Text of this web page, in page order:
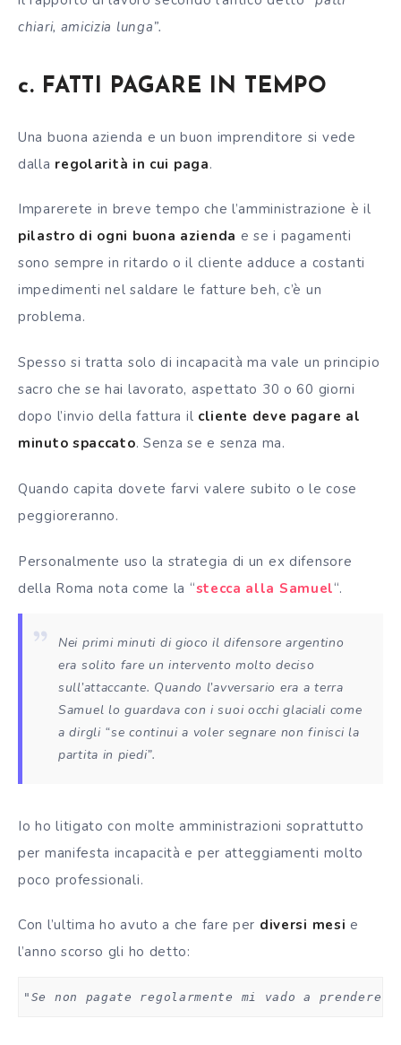
chiari, amicizia lunga”.
c. FATTI PAGARE IN TEMPO
Una buona azienda e un buon imprenditore si vede
dalla regolarità in cui paga.
Imparerete in breve tempo che l’amministrazione è il
pilastro di ogni buona azienda e se i pagamenti
sono sempre in ritardo o il cliente adduce a costanti
impedimenti nel saldare le fatture beh, c’è un
problema.
Spesso si tratta solo di incapacità ma vale un principio
sacro che se hai lavorato, aspettato 30 o 60 giorni
dopo l’invio della fattura il cliente deve pagare al
minuto spaccato. Senza se e senza ma.
Quando capita dovete farvi valere subito o le cose
peggioreranno.
Personalmente uso la strategia di un ex difensore
della Roma nota come la “stecca alla Samuel“.
Nei primi minuti di gioco il difensore argentino
era solito fare un intervento molto deciso
sull’attaccante. Quando l’avversario era a terra
Samuel lo guardava con i suoi occhi glaciali come
a dirgli “se continui a voler segnare non finisci la
partita in piedi”.
Io ho litigato con molte amministrazioni soprattutto
per manifesta incapacità e per atteggiamenti molto
poco professionali.
Con l’ultima ho avuto a che fare per diversi mesi e
l’anno scorso gli ho detto:
"Se non pagate regolarmente mi vado a